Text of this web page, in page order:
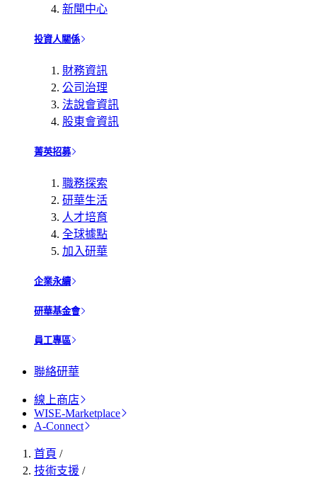
新聞中心
投資人關係
財務資訊
公司治理
法說會資訊
股東會資訊
菁英招募
職務探索
研華生活
人才培育
全球據點
加入研華
企業永續
研華基金會
員工專區
聯絡研華
線上商店
WISE-Marketplace
A-Connect
首頁 /
技術支援 /